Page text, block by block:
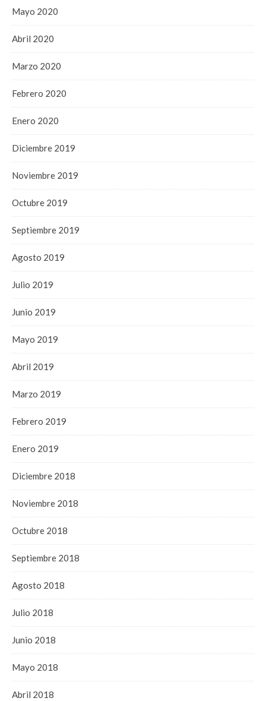
Mayo 2020
Abril 2020
Marzo 2020
Febrero 2020
Enero 2020
Diciembre 2019
Noviembre 2019
Octubre 2019
Septiembre 2019
Agosto 2019
Julio 2019
Junio 2019
Mayo 2019
Abril 2019
Marzo 2019
Febrero 2019
Enero 2019
Diciembre 2018
Noviembre 2018
Octubre 2018
Septiembre 2018
Agosto 2018
Julio 2018
Junio 2018
Mayo 2018
Abril 2018